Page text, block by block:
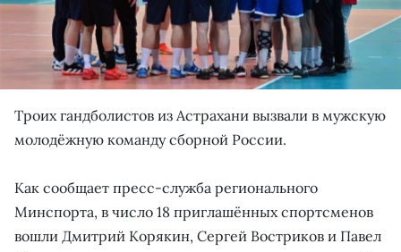
Троих гандболистов из Астрахани вызвали в мужскую
молодёжную команду сборной России.
Как сообщает пресс-служба регионального
Минспорта, в число 18 приглашённых спортсменов
вошли Дмитрий Корякин, Сергей Востриков и Павел